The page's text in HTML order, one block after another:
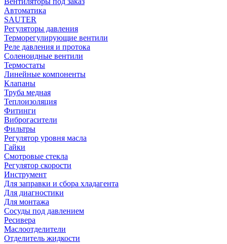
Автоматика
SAUTER
Регуляторы давления
Терморегулирующие вентили
Реле давления и протока
Соленоидные вентили
Термостаты
Линейные компоненты
Клапаны
Труба медная
Теплоизоляция
Фитинги
Виброгасители
Фильтры
Регулятор уровня масла
Гайки
Смотровые стекла
Регулятор скорости
Инструмент
Для заправки и сбора хладагента
Для диагностики
Для монтажа
Сосуды под давлением
Ресивера
Маслоотделители
Отделитель жидкости